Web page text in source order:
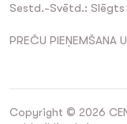
Sestd.-Svētd.: Slēgts
PREČU PIEŅEMŠANA
Copyright © 2026